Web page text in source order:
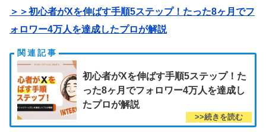
＞＞初心者がXを伸ばす手順5ステップ！たった8ヶ月でフ
ォロワー4万人を達成したプロが解説
初心者がXを伸ばす手順5ステップ！た
った8ヶ月でフォロワー4万人を達成し
たプロが解説